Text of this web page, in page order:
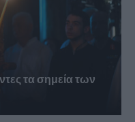
τα σημεία των